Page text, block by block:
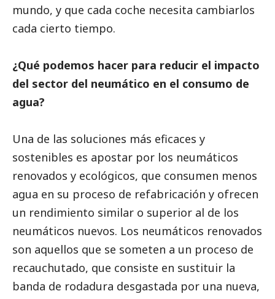
mundo, y que cada coche necesita cambiarlos
cada cierto tiempo.
¿Qué podemos hacer para reducir el impacto
del sector del neumático en el consumo de
agua?
Una de las soluciones más eficaces y
sostenibles es apostar por los neumáticos
renovados y ecológicos, que consumen menos
agua en su proceso de refabricación y ofrecen
un rendimiento similar o superior al de los
neumáticos nuevos. Los neumáticos renovados
son aquellos que se someten a un proceso de
recauchutado, que consiste en sustituir la
banda de rodadura desgastada por una nueva,